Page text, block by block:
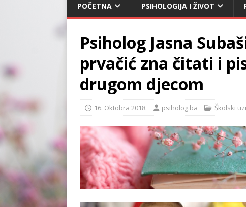
POČETNA PSIHOLOGIJA I ŽIVOT
Psiholog Jasna
prvačić zna čitati i
drugom djecom
16. Oktobra 2018. psiholog.ba Školski